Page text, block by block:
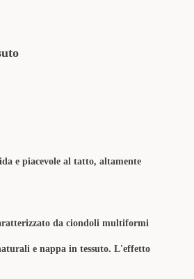
e piacevole al tatto, altamente
da ciondoli multiformi
e nappa in tessuto. L'effetto